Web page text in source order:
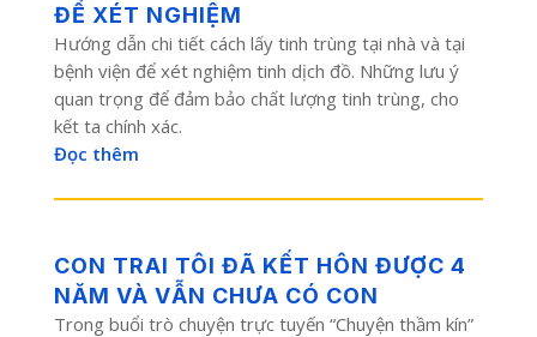
ĐỂ XÉT NGHIỆM
Hướng dẫn chi tiết cách lấy tinh trùng tại nhà và tại
bệnh viện để xét nghiệm tinh dịch đồ. Những lưu ý
quan trọng để đảm bảo chất lượng tinh trùng, cho
kết ta chính xác.
Đọc thêm
CON TRAI TÔI ĐÃ KẾT HÔN ĐƯỢC 4
NĂM VÀ VẪN CHƯA CÓ CON
Trong buổi trò chuyện trực tuyến “Chuyện thầm kín”